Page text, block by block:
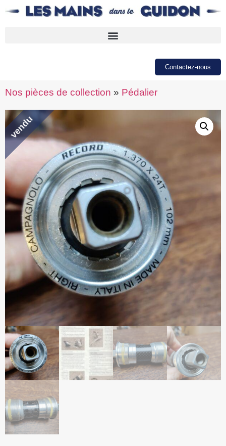
Contactez-nous
Nos pièces de collection » Pédalier
vendu